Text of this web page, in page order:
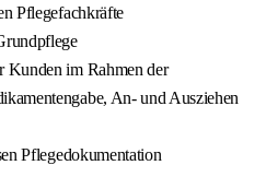
Pflegefachkräfte
Kunden im Rahmen der
An- und Ausziehen
Pflegedokumentation